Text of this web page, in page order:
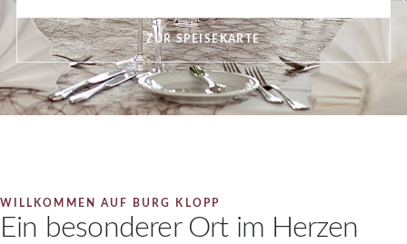
ZUR SPEISEKARTE
WILLKOMMEN AUF BURG KLOPP
Ein besonderer Ort im Herzen